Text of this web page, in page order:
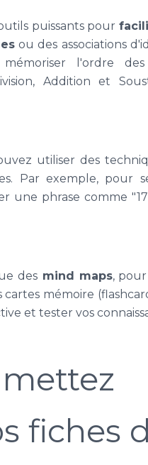
puissants pour
ou des associations
l'ordre des
Addition et
utiliser des
Par exemple, pour
une phrase comme
des mind maps,
mémoire
et tester vos
fiches